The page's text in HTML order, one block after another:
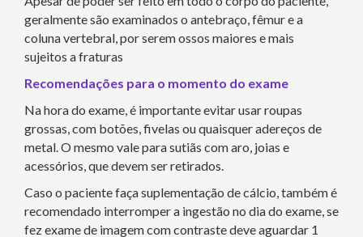
geralmente são examinados o antebraço, fêmur e a
coluna vertebral, por serem ossos maiores e mais
sujeitos a fraturas
Recomendações para o momento do exame
Na hora do exame, é importante evitar usar roupas
grossas, com botões, fivelas ou quaisquer adereços de
metal. O mesmo vale para sutiãs com aro, joias e
acessórios, que devem ser retirados.
Caso o paciente faça suplementação de cálcio, também é
recomendado interromper a ingestão no dia do exame, se
fez exame de imagem com contraste deve aguardar 1